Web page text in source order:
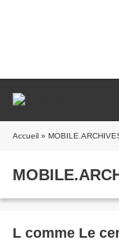
Accueil »
L comme Le